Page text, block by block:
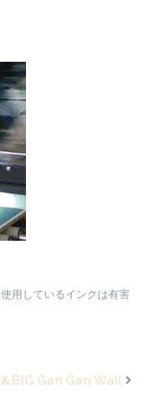
用しているインクは有害
BIG Gari Gari Wall